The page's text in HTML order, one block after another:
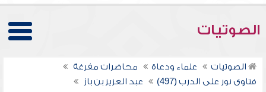
الصوتيات
الصوتيات علماء ودعاة
محاضرات مفرغة
فتاوى نور على الدرب (497)
عبد العزيز بن باز